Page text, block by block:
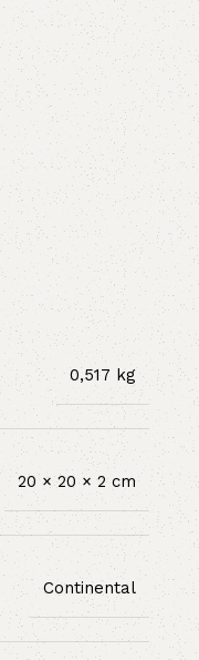
0,517 kg
20 × 20 × 2 cm
Continental